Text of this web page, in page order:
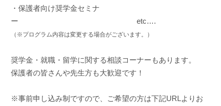
・保護者向け奨学金セミナ
ー etc….
（※プログラム内容は変更する場合がございます。）
奨学金・就職・留学に関する相談コーナーもあります。
保護者の皆さんや先生方も大歓迎です！
※事前申し込み制ですので、ご希望の方は下記URLよりお